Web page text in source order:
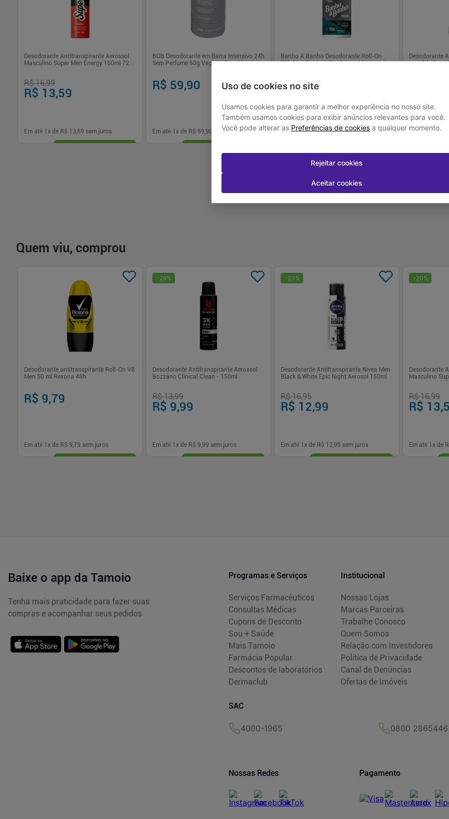
Uso de cookies no site
Usamos cookies para garantir a melhor experiência no nosso site.
Também usamos cookies para exibir anúncios relevantes para você.
Você pode alterar as Preferências de cookies a qualquer momento.
Rejeitar cookies
Aceitar cookies
Desodorante Antitranspirante Aerossol
Masculino Super Men Energy 150ml 72h
R$ 16,99
R$ 13,59
Em até 1 x de R$ 13,59 sem juros
BOB Desodorante em Barra Intensivo 24h
Sem Perfume 50g Vegano Sem Alumínio
R$ 59,90
Em até 1 x de R$ 59,90 sem juros
Banho A Banho Desodorante Roll-On
72h Men Extreme Fresh com Niacinamida
R$ 6,99
Em até1x de R$ 6,99sem juros
- +
Desodorante
Invisible Dry
Em até1x de
- +
Quem viu, comprou
Desodorante antitranspirante Roll-On V8
Men 50 ml Rexona 48h
R$ 9,79
Em até 1 x de R$ 9,79 sem juros
-29%
Desodorante Antitranspirante Aerossol
Bozzano Clinical Clean - 150ml
R$ 13,99
R$ 9,99
Em até 1 x de R$ 9,99 sem juros
-23%
Desodorante Antitranspirante Nivea Men
Black & White Epic Night Aerosol 150ml
R$ 16,95
R$ 12,99
Em até 1 x de R$ 12,99 sem juros
-20%
Desodorante
Masculino
R$ 16,99
R$
Em até 1 x de
Baixe o app da Tamoio
Tenha mais praticidade para fazer suas
compras e acompanhar seus pedidos
Programas e Serviços
Serviços Farmacêuticos
Consultas Médicas
Cupons de Desconto
Sou + Saúde
Mais Tamoio
Farmácia Popular
Descontos de laboratórios
Dermaclub
Institucional
Nossas Lojas
Marcas Parceiras
Trabalhe Conosco
Quem Somos
Relação com Investidores
Política de Privacidade
Canal de Denúncias
Ofertas de Imóveis
SAC
4000-1965 0800 2865446
Nossas Redes Pagamento